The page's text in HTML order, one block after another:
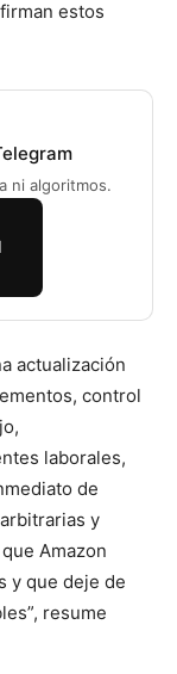
estos
ni algoritmos.
actualización
control
laborales,
de
y
Amazon
y que deje de
resume